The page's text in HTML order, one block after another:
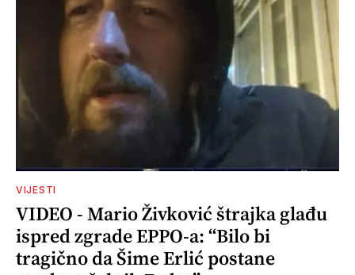
VIJESTI
VIDEO - Mario Živković štrajka glađu
ispred zgrade EPPO-a: “Bilo bi
tragično da Šime Erlić postane